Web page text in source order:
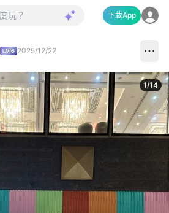
下載App
2025/12/22
1/14